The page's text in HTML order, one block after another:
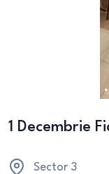
1 Decembrie
Sector 3